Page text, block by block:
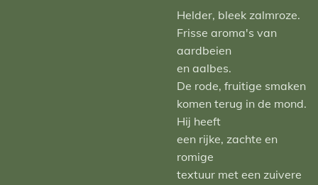
Helder, bleek zalmroze.
Frisse aroma's van
aardbeien
en aalbes.
De rode, fruitige smaken
komen terug in de mond.
Hij heeft
een rijke, zachte en
romige
textuur met een zuivere